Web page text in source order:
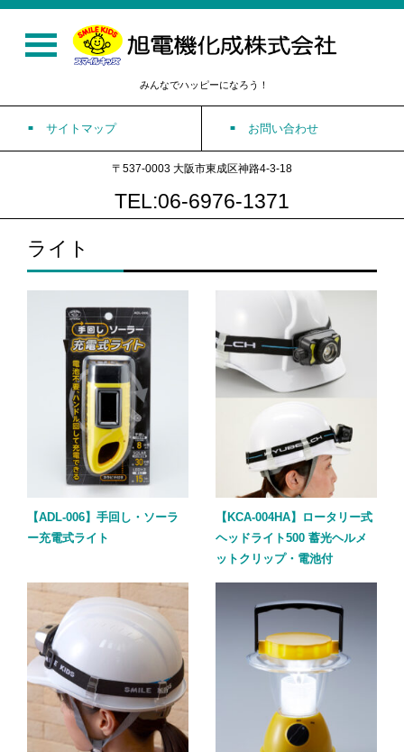
みんなでハッピーになろう！
サイトマップ お問い合わせ
〒537-0003 大阪市東成区神路4-3-18
TEL:06-6976-1371
ライト
【ADL-006】手回し・ソーラ
ー充電式ライト
【KCA-004HA】ロータリー式
ヘッドライト500 蓄光ヘルメ
ットクリップ・電池付